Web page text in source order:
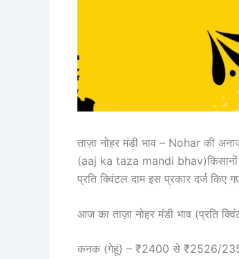
ताज़ा नोहर मंडी भाव – Nohar की
(aaj ka taza mandi bhav)किसानों
प्रति क्विंटल दाम इस प्रकार दर्ज किए
आज का ताज़ा नोहर मंडी भाव (प्रति
कनक (गेहूं) – ₹2400 से ₹2526/